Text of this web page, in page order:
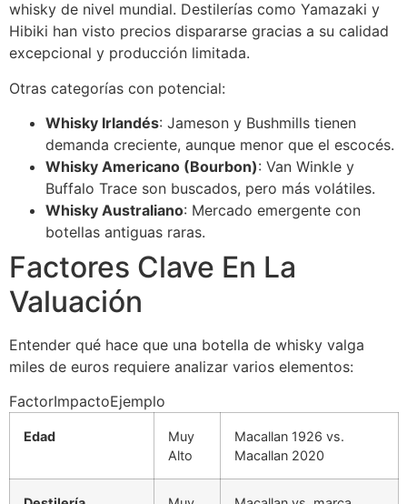
whisky de nivel mundial. Destilerías como Yamazaki y
Hibiki han visto precios dispararse gracias a su calidad
excepcional y producción limitada.
Otras categorías con potencial:
Whisky Irlandés: Jameson y Bushmills tienen
demanda creciente, aunque menor que el escocés.
Whisky Americano (Bourbon): Van Winkle y
Buffalo Trace son buscados, pero más volátiles.
Whisky Australiano: Mercado emergente con
botellas antiguas raras.
Factores Clave En La
Valuación
Entender qué hace que una botella de whisky valga
miles de euros requiere analizar varios elementos:
FactorImpactoEjemplo
Edad
Muy
Alto
Macallan 1926 vs.
Macallan 2020